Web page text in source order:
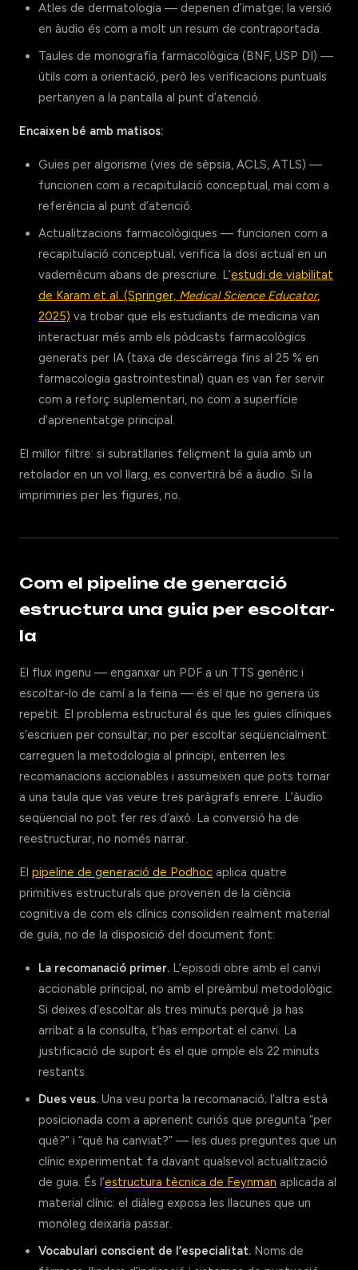
Atles de dermatologia — depenen d’imatge; la versió
en àudio és com a molt un resum de contraportada.
Taules de monografia farmacològica (BNF, USP DI) —
útils com a orientació, però les verificacions puntuals
pertanyen a la pantalla al punt d’atenció.
Encaixen bé amb matisos:
Guies per algorisme (vies de sèpsia, ACLS, ATLS) —
funcionen com a recapitulació conceptual, mai com a
referència al punt d’atenció.
Actualitzacions farmacològiques — funcionen com a
recapitulació conceptual; verifica la dosi actual en un
vademècum abans de prescriure. L’estudi de viabilitat
de Karam et al. (Springer, Medical Science Educator,
2025) va trobar que els estudiants de medicina van
interactuar més amb els pòdcasts farmacològics
generats per IA (taxa de descàrrega fins al 25 % en
farmacologia gastrointestinal) quan es van fer servir
com a reforç suplementari, no com a superfície
d’aprenentatge principal.
El millor filtre: si subratllaries feliçment la guia amb un
retolador en un vol llarg, es convertirà bé a àudio. Si la
imprimiries per les figures, no.
Com el pipeline de generació
estructura una guia per escoltar-
la
El flux ingenu — enganxar un PDF a un TTS genèric i
escoltar-lo de camí a la feina — és el que no genera ús
repetit. El problema estructural és que les guies clíniques
s’escriuen per consultar, no per escoltar seqüencialment:
carreguen la metodologia al principi, enterren les
recomanacions accionables i assumeixen que pots tornar
a una taula que vas veure tres paràgrafs enrere. L’àudio
seqüencial no pot fer res d’això. La conversió ha de
reestructurar, no només narrar.
El pipeline de generació de Podhoc aplica quatre
primitives estructurals que provenen de la ciència
cognitiva de com els clínics consoliden realment material
de guia, no de la disposició del document font:
La recomanació primer. L’episodi obre amb el canvi
accionable principal, no amb el preàmbul metodològic.
Si deixes d’escoltar als tres minuts perquè ja has
arribat a la consulta, t’has emportat el canvi. La
justificació de suport és el que omple els 22 minuts
restants.
Dues veus. Una veu porta la recomanació; l’altra està
posicionada com a aprenent curiós que pregunta “per
què?” i “què ha canviat?” — les dues preguntes que un
clínic experimentat fa davant qualsevol actualització
de guia. És l’estructura tècnica de Feynman aplicada al
material clínic: el diàleg exposa les llacunes que un
monòleg deixaria passar.
Vocabulari conscient de l’especialitat. Noms de